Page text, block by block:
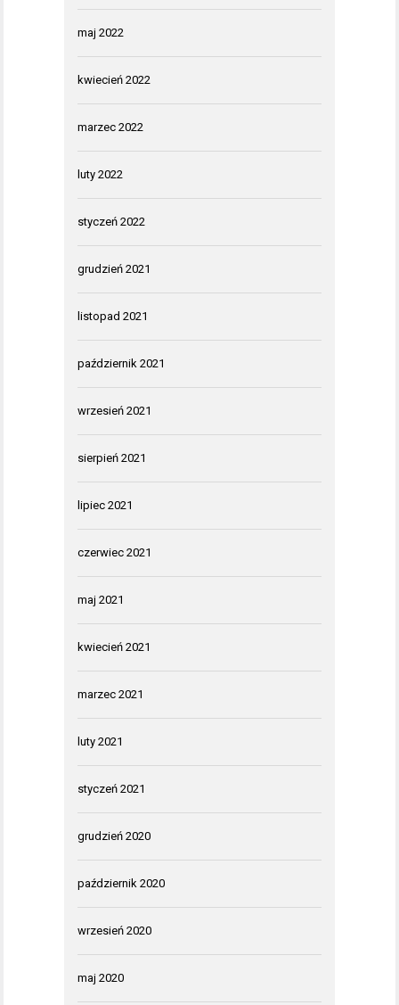
maj 2022
kwiecień 2022
marzec 2022
luty 2022
styczeń 2022
grudzień 2021
listopad 2021
październik 2021
wrzesień 2021
sierpień 2021
lipiec 2021
czerwiec 2021
maj 2021
kwiecień 2021
marzec 2021
luty 2021
styczeń 2021
grudzień 2020
październik 2020
wrzesień 2020
maj 2020